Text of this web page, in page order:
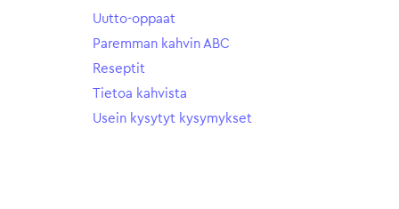
Uutto-oppaat
Paremman kahvin ABC
Reseptit
Tietoa kahvista
Usein kysytyt kysymykset